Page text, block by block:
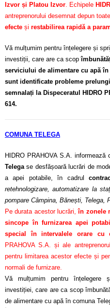
Izvor și Platou Izvor . Echipele
antreprenorului desemnat depun
efecte și restabilirea rapidă a
Vă mulțumim pentru înțelegere și
investiții, care are ca scop
serviciului de alimentare cu apă
sunt identificate probleme
semnalați la Dispeceratul HIDRO
614.
COMUNA TELEGA
HIDRO PRAHOVA S.A.
Telegase desfășoară lucrări de
a apei potabile, în cadrul
retehnologizare, automatizare la
pompare Câmpina, Bănești, Telega,
Pe durata acestor lucrări,în zonele
sincope în furnizarea apei
special în intervalele orare cu
PRAHOVA S.A. și ale
pentru limitarea acestor efecte și
normali de furnizare.
Vă mulțumim pentru înțelegere
investiției, care are ca scop
de alimentare cu apă în comuna